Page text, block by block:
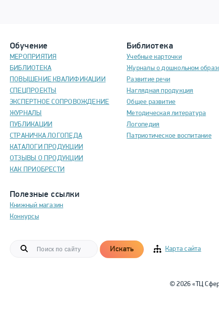
Обучение
МЕРОПРИЯТИЯ
БИБЛИОТЕКА
ПОВЫШЕНИЕ КВАЛИФИКАЦИИ
СПЕЦПРОЕКТЫ
ЭКСПЕРТНОЕ СОПРОВОЖДЕНИЕ
ЖУРНАЛЫ
ПУБЛИКАЦИИ
СТРАНИЧКА ЛОГОПЕДА
КАТАЛОГИ ПРОДУКЦИИ
ОТЗЫВЫ О ПРОДУКЦИИ
КАК ПРИОБРЕСТИ
Полезные ссылки
Книжный магазин
Конкурсы
Библиотека
Учебные карточки
Журналы о дошкольном
Развитие речи
Наглядная продукция
Общее развитие
Методическая литература
Логопедия
Патриотическое воспитание
Искать Карта сайта
© 2026 «ТЦ